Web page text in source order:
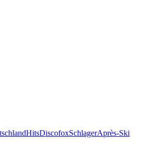
HitsDiscofoxSchlagerAprès-Ski